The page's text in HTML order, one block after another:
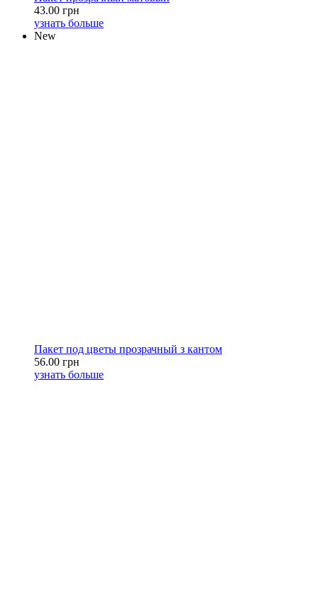
43.00 грн
узнать больше
New
Пакет под цветы прозрачный з кантом
56.00 грн
узнать больше